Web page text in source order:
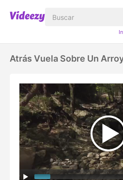
Atrás Vuela Sobre Un